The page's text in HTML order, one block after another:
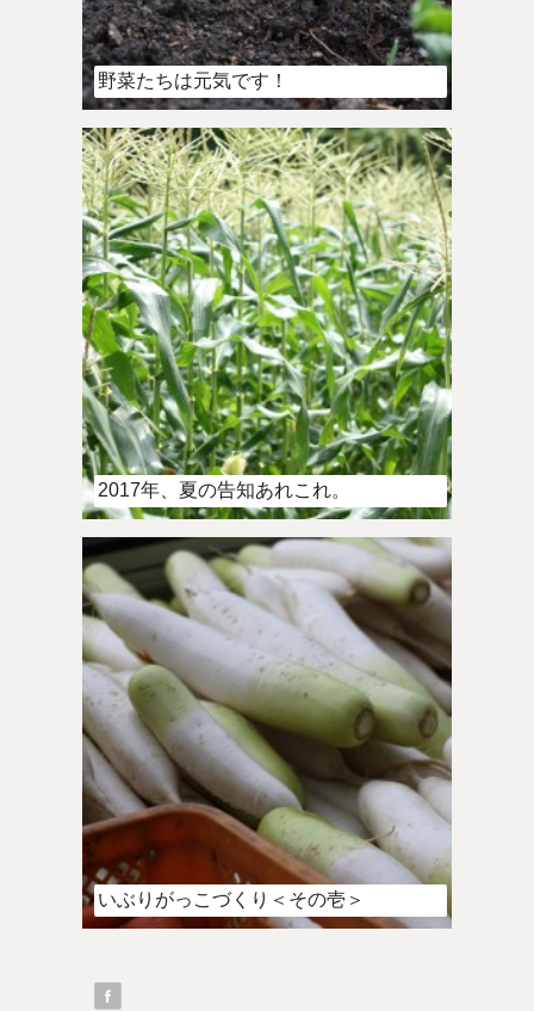
野菜たちは元気です！
2017年、夏の告知あれこれ。
いぶりがっこづくり＜その壱＞